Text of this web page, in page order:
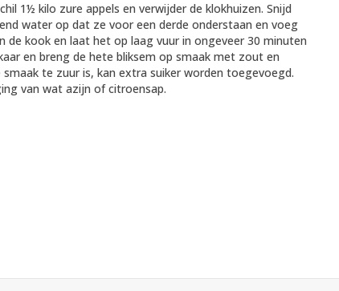
1½ kilo zure appels en verwijder de klokhuizen. Snijd
water op dat ze voor een derde onderstaan en voeg
kook en laat het op laag vuur in ongeveer 30 minuten
en breng de hete bliksem op smaak met zout en
te zuur is, kan extra suiker worden toegevoegd.
van wat azijn of citroensap.